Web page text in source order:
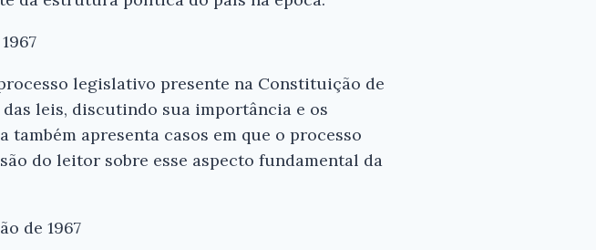
legislativo presente na Constituição de
das leis, discutindo sua importância e os
apresenta casos em que o processo
do leitor sobre esse aspecto fundamental da
de 1967